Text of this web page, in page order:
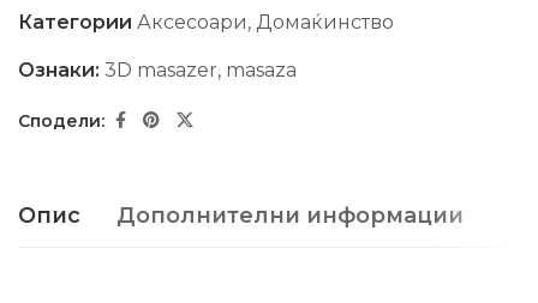
Категории Аксесоари, Домаќинство
Ознаки: 3D masazer, masaza
Опис Дополнителни информации